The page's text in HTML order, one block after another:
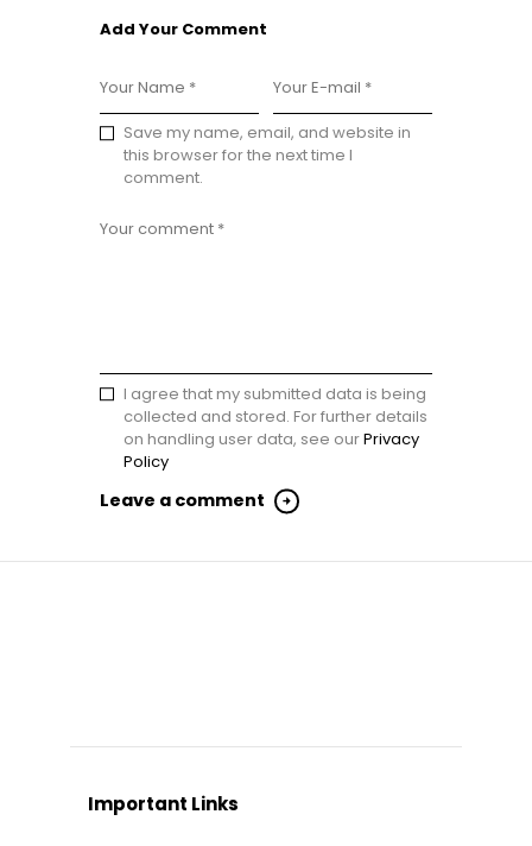
Add Your Comment
Save my name, email, and website in
this browser for the next time I
comment.
I agree that my submitted data is being
collected and stored. For further details
on handling user data, see ourPrivacy
Policy
Important Links